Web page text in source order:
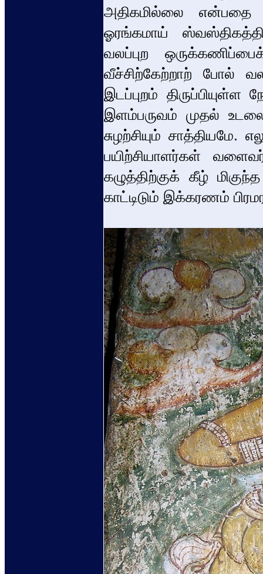
அதிகமில்லை என்பதை
ஓரங்கமாய்
வலப்புற
வீச்சிற்கேற்றாற் போல்
இடப்புறம்
இளம்பருவம் முதல்
சுழற்சியும்
பயிற்சியாளர்கள்
கழுத்திற்குக் கீழ் மிகுந்த
காட்டிடும் இக்கரணம்